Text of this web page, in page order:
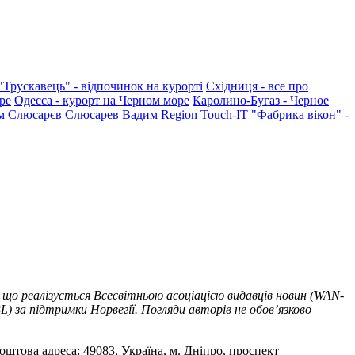
- відпочинок на курорті Східниця - все про
Одесса - курорт на Черном море Каролино-Бугаз - Черное
Слюсарєв Слюсарев Вадим Region Touch-IT "Фабрика вікон" -
Всесвітньою асоціацією видавців новин (WAN-
підтримки Норвегії. Погляди авторів не обов’язково
адреса: 49083, Україна, м. Дніпро, проспект